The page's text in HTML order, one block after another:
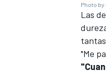
Photo
Las
"Me